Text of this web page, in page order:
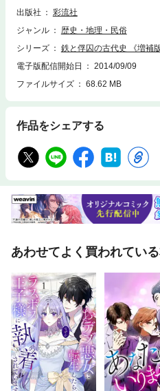
出版社
彩流社
ジャンル
歴史・地理・民俗
シリーズ
鉄と俘囚の古代史 《増
電子版配信開始日
2014/09/09
ファイルサイズ
68.62 MB
作品をシェアする
あわせてよく買われてい